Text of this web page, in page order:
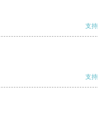
支持
支持